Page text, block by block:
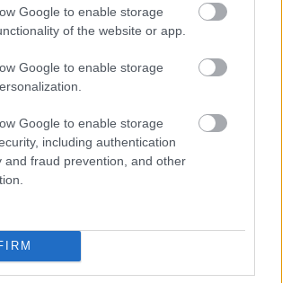
Google to enable storage
of the website or app.
Google to enable storage
Google to enable storage
including authentication
and fraud prevention, and other
κρέμα, πανάλαφρο και
στη γεύση, μας ανάγκασε να
δις το ευγενέστατο προσωπικό
και μοιράστηκε την αγάπη